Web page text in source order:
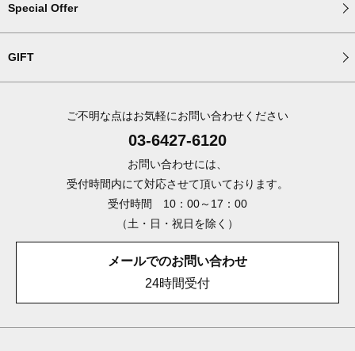
Special Offer
GIFT
ご不明な点はお気軽にお問い合わせください
03-6427-6120
お問い合わせには、
受付時間内にて対応させて頂いております。
受付時間 10：00～17：00
（土・日・祝日を除く）
メールでのお問い合わせ
24時間受付